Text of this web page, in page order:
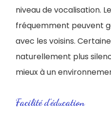
niveau de vocalisation.
fréquemment peuvent
avec les voisins.
naturellement plus
mieux à un
Facilité d’éducation